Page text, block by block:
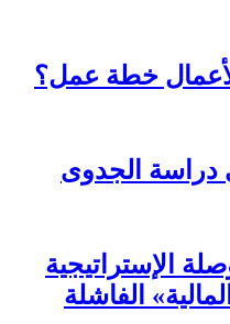
خطة عمل؟
الإستراتيجية
الفاشلة